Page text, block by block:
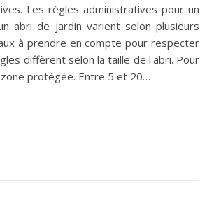
Les règles administratives pour un
abri de jardin varient selon plusieurs
à prendre en compte pour respecter
diffèrent selon la taille de l'abri. Pour
zone protégée. Entre 5 et 20…